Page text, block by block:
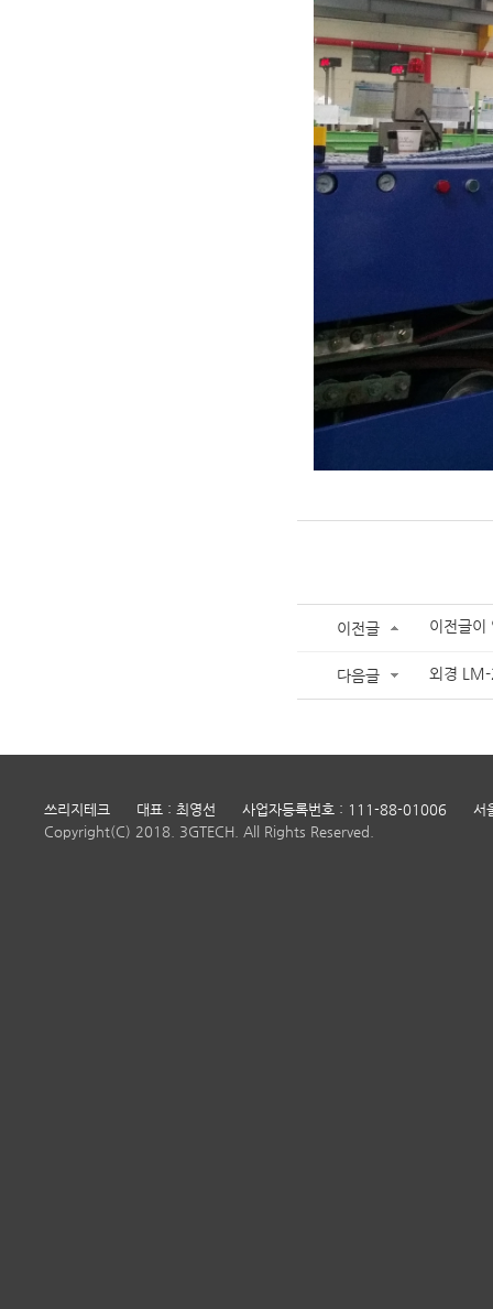
이전글 이전글이
다음글 외경
쓰리지테크 대표 : 최영선 사업자등록번호 : 111-88-01006
서
Copyright(C) 2018. 3GTECH. All Rights Reserved.